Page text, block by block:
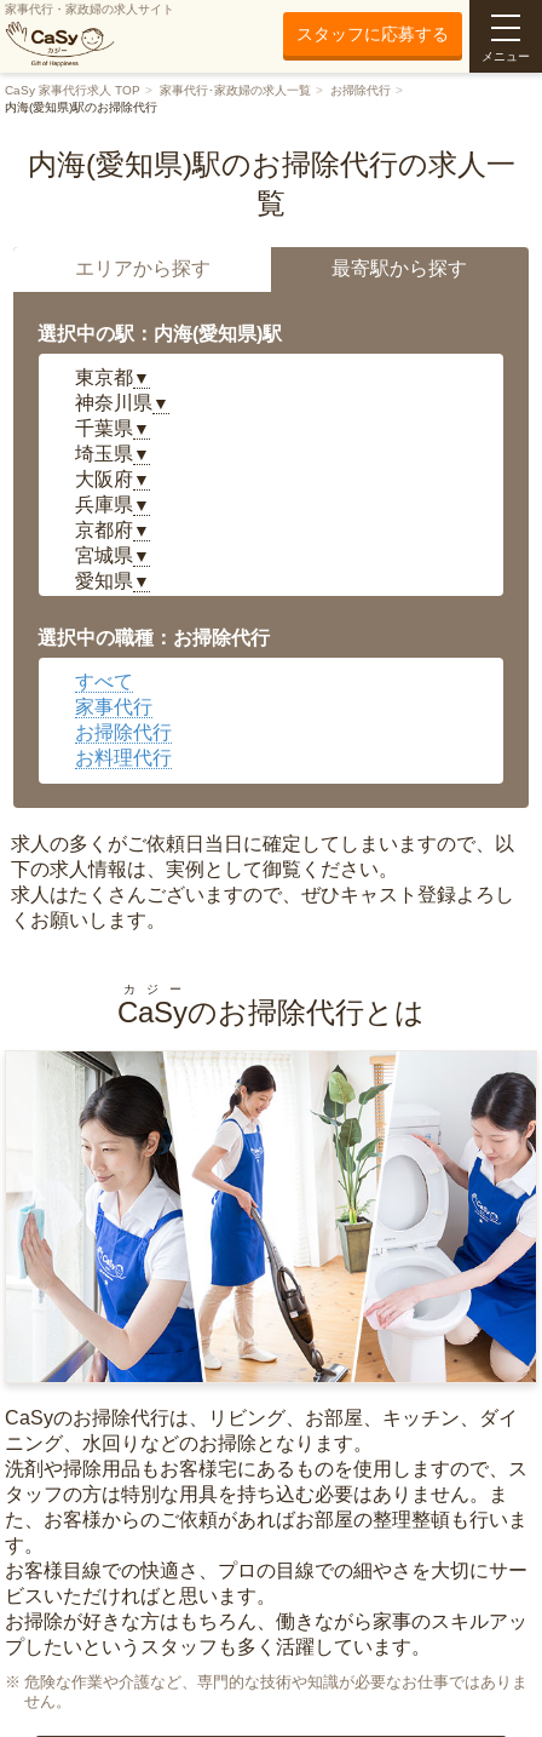
家事代行・家政婦の求人サイト
スタッフに応募する
メニュー
CaSy 家事代行求人 TOP 家事代行･家政婦の求人一覧
お掃除代行
内海(愛知県)駅のお掃除代行
内海(愛知県)駅のお掃除代行の求人一
覧
エリアから探す 最寄駅から探す
選択中の駅：内海(愛知県)駅
東京都▼
神奈川県 ▼
千葉県 ▼
埼玉県 ▼
大阪府▼
兵庫県 ▼
京都府▼
宮城県 ▼
愛知県 ▼
岡山県▼
広島県▼
沖縄県
選択中の職種：お掃除代行
すべて
家事代行
お掃除代行
お料理代行
求人の多くがご依頼日当日に確定してしまいますので、以
下の求人情報は、実例として御覧ください。
求人はたくさんございますので、ぜひキャスト登録よろし
くお願いします。
CaSy
カジー
のお掃除代行とは
CaSyのお掃除代行は、リビング、お部屋、キッチン、ダイ
ニング、水回りなどのお掃除となります。
洗剤や掃除用品もお客様宅にあるものを使用しますので、ス
タッフの方は特別な用具を持ち込む必要はありません。ま
た、お客様からのご依頼があればお部屋の整理整頓も行いま
す。
お客様目線での快適さ、プロの目線での細やさを大切にサー
ビスいただければと思います。
お掃除が好きな方はもちろん、働きながら家事のスキルアッ
プしたいというスタッフも多く活躍しています。
危険な作業や介護など、専門的な技術や知識が必要なお仕事ではありま
せん。